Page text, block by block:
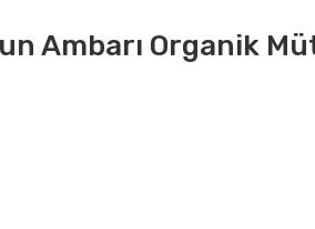
Ambarı Organik